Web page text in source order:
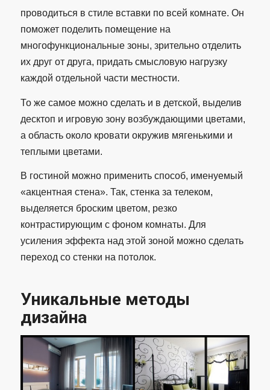
проводиться в стиле вставки по всей комнате. Он
поможет поделить помещение на
многофункциональные зоны, зрительно отделить
их друг от друга, придать смысловую нагрузку
каждой отдельной части местности.
То же самое можно сделать и в детской, выделив
десктоп и игровую зону возбуждающими цветами,
а область около кровати окружив мягенькими и
теплыми цветами.
В гостиной можно применить способ, именуемый
«акцентная стена». Так, стенка за телеком,
выделяется броским цветом, резко
контрастирующим с фоном комнаты. Для
усиления эффекта над этой зоной можно сделать
переход со стенки на потолок.
Уникальные методы
дизайна